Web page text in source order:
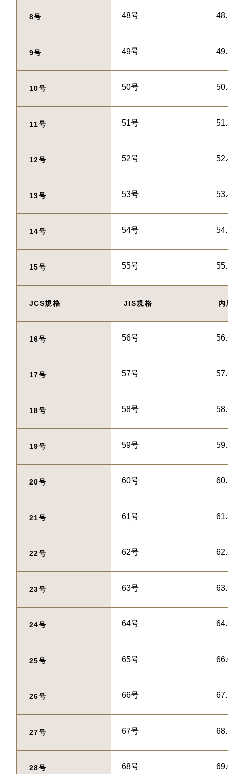
8号 48号
9号 49号
10号 50号
11号 51号
12号 52号
13号 53号
14号 54号
15号 55号
JCS規格 JIS規格
16号 56号
17号 57号
18号 58号
19号 59号
20号 60号
21号 61号
22号 62号
23号 63号
24号 64号
25号 65号
26号 66号
27号 67号
28号 68号